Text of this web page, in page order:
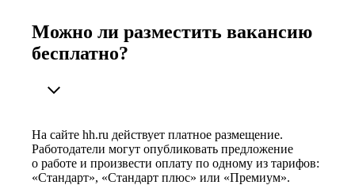
Можно ли разместить вакансию
бесплатно?
На сайте hh.ru действует платное размещение.
Работодатели могут опубликовать предложение
о работе и произвести оплату по одному из тарифов:
«Стандарт», «Стандарт плюс» или «Премиум».